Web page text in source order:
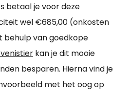
betaal je voor deze
wel €685,00 (onkosten
behulp van goedkope
kan je dit mooie
besparen. Hierna vind je
met het oog op